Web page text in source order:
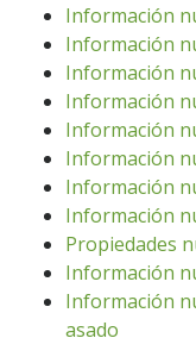
Información
Información
Información
Información
Información
Información
Información
Información
Propiedades
Información
Información
asado